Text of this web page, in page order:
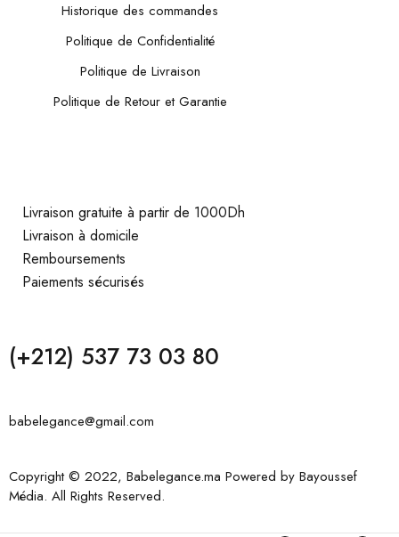
Historique des commandes
Politique de Confidentialité
Politique de Livraison
Politique de Retour et Garantie
Livraison gratuite à partir de 1000Dh
Livraison à domicile
Remboursements
Paiements sécurisés
(+212) 537 73 03 80
babelegance@gmail.com
Copyright © 2022, Babelegance.ma Powered by Bayoussef
Média. All Rights Reserved.